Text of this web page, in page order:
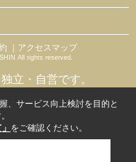
｜アクセスマップ
All rights reserved.
立・自営です。
、サービス向上検討を目的と
をご確認ください。